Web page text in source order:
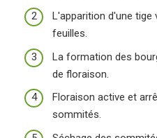
L'apparition d'une
feuilles.
La formation des
de floraison.
Floraison active et
sommités.